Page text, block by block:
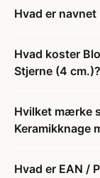
Hvad er
Hvad koster
Stjerne (4 cm.)?
Hvilket mærke
Keramikknage
Hvad er EAN /